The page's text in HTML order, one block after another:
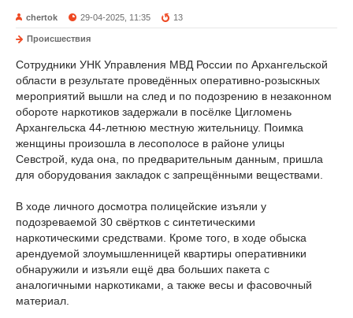
chertok 29-04-2025, 11:35 13
Происшествия
Сотрудники УНК Управления МВД России по Архангельской
области в результате проведённых оперативно-розыскных
мероприятий вышли на след и по подозрению в незаконном
обороте наркотиков задержали в посёлке Цигломень
Архангельска 44-летнюю местную жительницу. Поимка
женщины произошла в лесополосе в районе улицы
Севстрой, куда она, по предварительным данным, пришла
для оборудования закладок с запрещёнными веществами.
В ходе личного досмотра полицейские изъяли у
подозреваемой 30 свёртков с синтетическими
наркотическими средствами. Кроме того, в ходе обыска
арендуемой злоумышленницей квартиры оперативники
обнаружили и изъяли ещё два больших пакета с
аналогичными наркотиками, а также весы и фасовочный
материал.